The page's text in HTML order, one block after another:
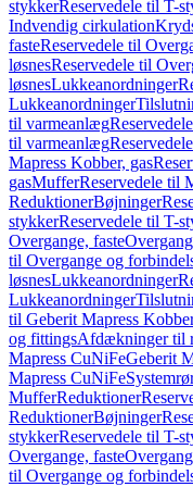
stykkerReservedele til T-
Indvendig cirkulation
fasteReservedele til
løsnesReservedele til
løsnesLukkeanordninger
Lukkeanordninger
til varmeanlæg
til varmeanlæg
Mapress Kobber, gas
gasMufferReservedele til
ReduktionerBøjninger
stykkerReservedele til T-
Overgange, faste
til Overgange og
løsnesLukkeanordninger
Lukkeanordninger
til Geberit Mapress
og fittingsAfdækninger til
Mapress CuNiFeGeberit
Mapress CuNiFe
MufferReduktioner
ReduktionerBøjninger
stykkerReservedele til T-
Overgange, faste
til Overgange og